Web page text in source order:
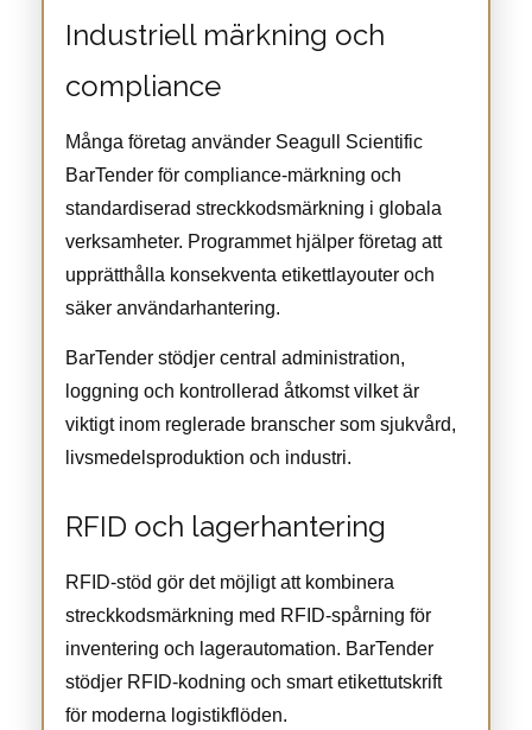
Industriell märkning och
compliance
Många företag använder Seagull Scientific
BarTender för compliance-märkning och
standardiserad streckkodsmärkning i globala
verksamheter. Programmet hjälper företag att
upprätthålla konsekventa etikettlayouter och
säker användarhantering.
BarTender stödjer central administration,
loggning och kontrollerad åtkomst vilket är
viktigt inom reglerade branscher som sjukvård,
livsmedelsproduktion och industri.
RFID och lagerhantering
RFID-stöd gör det möjligt att kombinera
streckkodsmärkning med RFID-spårning för
inventering och lagerautomation. BarTender
stödjer RFID-kodning och smart etikettutskrift
för moderna logistikflöden.